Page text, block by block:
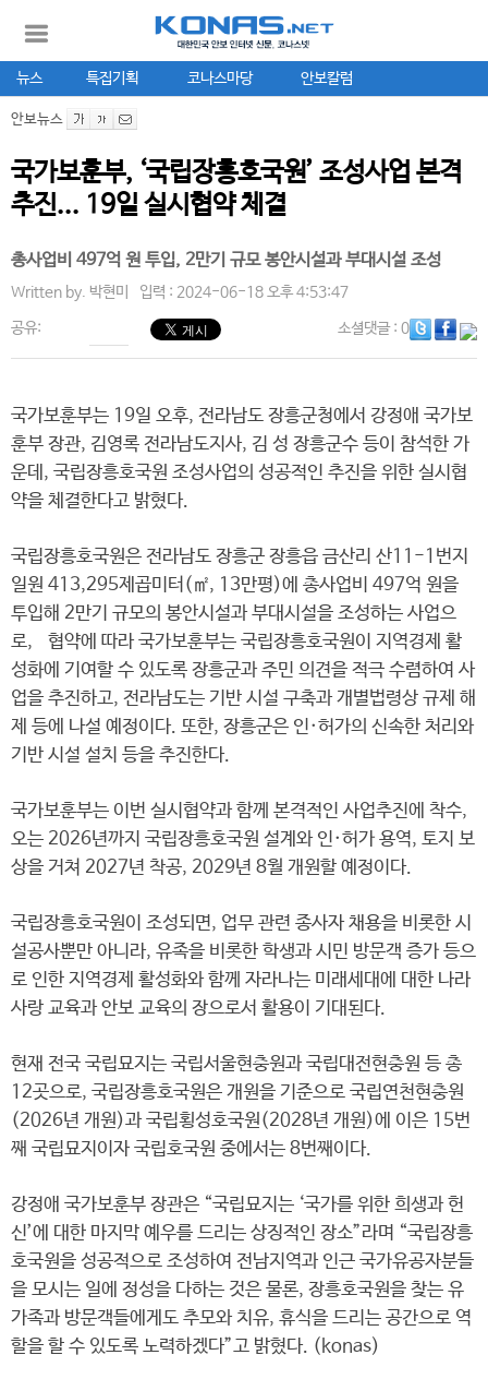
뉴스 특집기획 코나스마당 안보칼럼
안보뉴스
국가보훈부, ‘국립장흥호국원’ 조성사업 본격
추진... 19일 실시협약 체결
총사업비 497억 원 투입, 2만기 규모 봉안시설과 부대시설 조성
Written by. 박현미 입력 : 2024-06-18 오후 4:53:47
공유: 소셜댓글: 0
국가보훈부는 19일 오후, 전라남도 장흥군청에서 강정애 국가보
훈부 장관, 김영록 전라남도지사, 김 성 장흥군수 등이 참석한 가
운데, 국립장흥호국원 조성사업의 성공적인 추진을 위한 실시협
약을 체결한다고 밝혔다.
국립장흥호국원은 전라남도 장흥군 장흥읍 금산리 산11-1번지
일원 413,295제곱미터(㎡, 13만평)에 총사업비 497억 원을
투입해 2만기 규모의 봉안시설과 부대시설을 조성하는 사업으
로, 협약에 따라 국가보훈부는 국립장흥호국원이 지역경제 활
성화에 기여할 수 있도록 장흥군과 주민 의견을 적극 수렴하여 사
업을 추진하고, 전라남도는 기반 시설 구축과 개별법령상 규제 해
제 등에 나설 예정이다. 또한, 장흥군은 인·허가의 신속한 처리와
기반 시설 설치 등을 추진한다.
국가보훈부는 이번 실시협약과 함께 본격적인 사업추진에 착수,
오는 2026년까지 국립장흥호국원 설계와 인·허가 용역, 토지 보
상을 거쳐 2027년 착공, 2029년 8월 개원할 예정이다.
국립장흥호국원이 조성되면, 업무 관련 종사자 채용을 비롯한 시
설공사뿐만 아니라, 유족을 비롯한 학생과 시민 방문객 증가 등으
로 인한 지역경제 활성화와 함께 자라나는 미래세대에 대한 나라
사랑 교육과 안보 교육의 장으로서 활용이 기대된다.
현재 전국 국립묘지는 국립서울현충원과 국립대전현충원 등 총
12곳으로, 국립장흥호국원은 개원을 기준으로 국립연천현충원
(2026년 개원)과 국립횡성호국원(2028년 개원)에 이은 15번
째 국립묘지이자 국립호국원 중에서는 8번째이다.
강정애 국가보훈부 장관은 “국립묘지는 ‘국가를 위한 희생과 헌
신’에 대한 마지막 예우를 드리는 상징적인 장소”라며 “국립장흥
호국원을 성공적으로 조성하여 전남지역과 인근 국가유공자분들
을 모시는 일에 정성을 다하는 것은 물론, 장흥호국원을 찾는 유
가족과 방문객들에게도 추모와 치유, 휴식을 드리는 공간으로 역
할을 할 수 있도록 노력하겠다”고 밝혔다. (konas)